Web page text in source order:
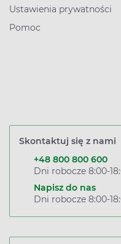
Ustawienia prywatności
Pomoc
Skontaktuj się z nami
+48 800 800 600
Dni robocze 8:00-
Napisz do nas
Dni robocze 8:00-